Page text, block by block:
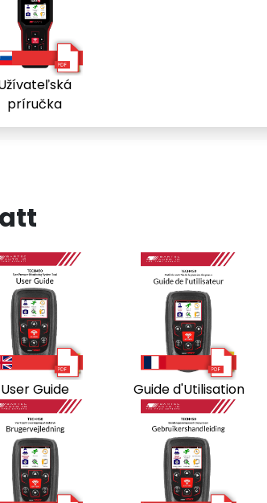
príručka
User Guide Guide d'Utilisation